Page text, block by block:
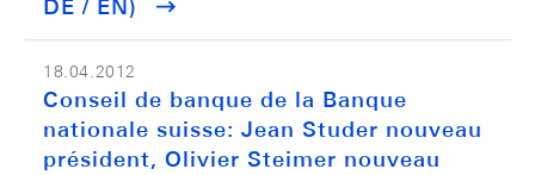
DE / EN)
18.04.2012
Conseil de banque de la Banque
nationale suisse: Jean Studer nouveau
président, Olivier Steimer nouveau